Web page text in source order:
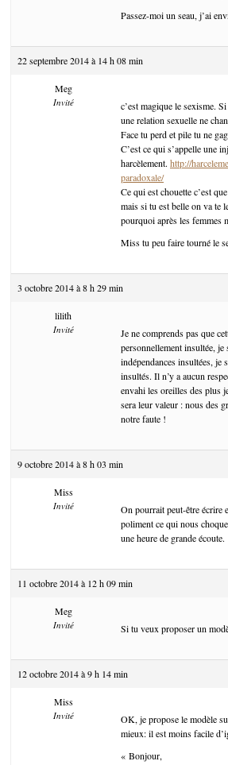
Passez-moi un seau, j’ai
22 septembre 2014 à 14 h 08 min
Meg
Invité
c’est magique le sexisme.
une relation sexuelle ne
Face tu perd et pile tu ne
C’est ce qui s’appelle une
harcèlement. http://
paradoxale/
Ce qui est chouette c’est
mais si tu est belle on va te
pourquoi après les femmes
Miss tu peu faire tourné le
3 octobre 2014 à 8 h 29 min
lilith
Invité
Je ne comprends pas que
personnellement insultée, je
indépendances insultées, je
insultés. Il n’y a aucun
envahi les oreilles des plus
sera leur valeur : nous des
notre faute !
9 octobre 2014 à 8 h 03 min
Miss
Invité
On pourrait peut-être écrire
poliment ce qui nous
une heure de grande écoute.
11 octobre 2014 à 12 h 09 min
Meg
Invité Si tu veux proposer un
12 octobre 2014 à 9 h 14 min
Miss
Invité
OK, je propose le modèle
mieux: il est moins facile
« Bonjour,